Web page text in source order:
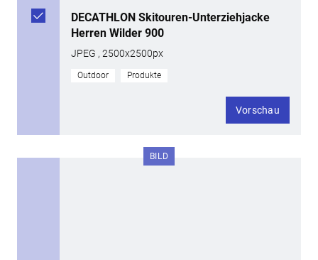
DECATHLON Skitouren-Unterziehjacke
Herren Wilder 900
JPEG , 2500x2500px
Outdoor Produkte
Vorschau
BILD